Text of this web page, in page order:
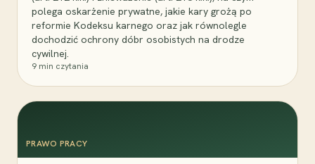
polega oskarżenie prywatne, jakie kary grożą po
reformie Kodeksu karnego oraz jak równolegle
dochodzić ochrony dóbr osobistych na drodze
cywilnej.
9 min czytania
PRAWO PRACY